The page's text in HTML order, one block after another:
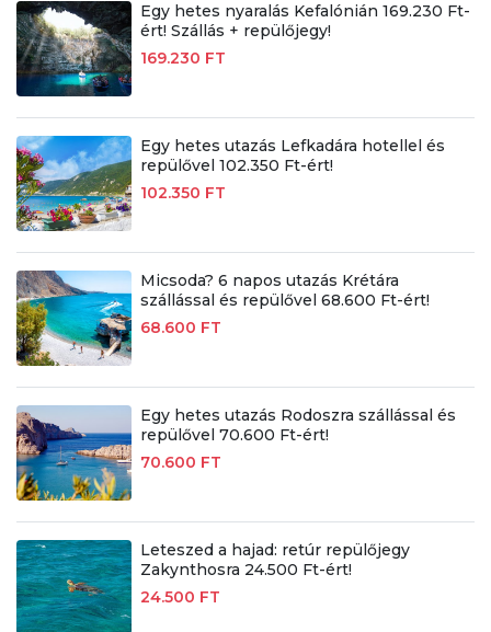
Egy hetes nyaralás Kefalónián 169.230 Ft-
ért! Szállás + repülőjegy!
169.230 FT
Egy hetes utazás Lefkadára hotellel és
repülővel 102.350 Ft-ért!
102.350 FT
Micsoda? 6 napos utazás Krétára
szállással és repülővel 68.600 Ft-ért!
68.600 FT
Egy hetes utazás Rodoszra szállással és
repülővel 70.600 Ft-ért!
70.600 FT
Leteszed a hajad: retúr repülőjegy
Zakynthosra 24.500 Ft-ért!
24.500 FT